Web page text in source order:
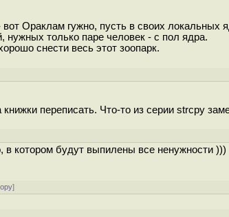
Ораклам гужно, пусть в своих локальных
только паре человек - с пол ядра.
снести весь этот зоопарк.
переписать. Что-то из серии strcpy
в котором будут выпилены все ненужности )))
]